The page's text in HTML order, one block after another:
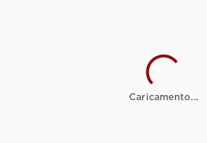
Caricamento...